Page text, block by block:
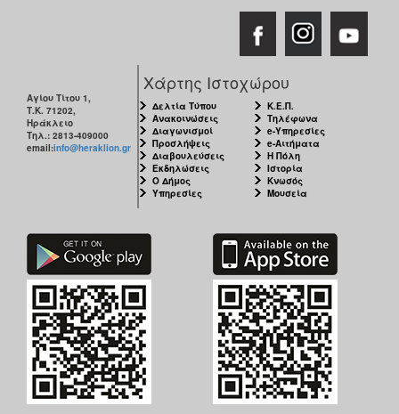
Αγίου Τίτου 1,
Τ.Κ. 71202,
Ηράκλειο
Τηλ.: 2813-409000
email:info@heraklion.gr
Χάρτης Ιστοχώρου
Δελτία Τύπου
Ανακοινώσεις
Διαγωνισμοί
Προσλήψεις
Διαβουλεύσεις
Εκδηλώσεις
Ο Δήμος
Υπηρεσίες
Κ.Ε.Π.
Τηλέφωνα
e-Υπηρεσίες
e-Αιτήματα
Η Πόλη
Ιστορία
Κνωσός
Μουσεία